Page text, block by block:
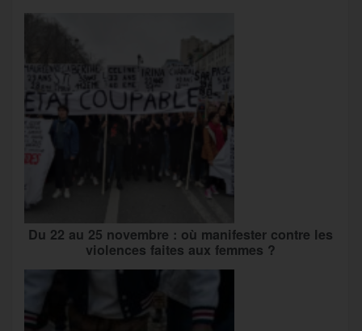
Du 22 au 25 novembre : où manifester contre les
violences faites aux femmes ?